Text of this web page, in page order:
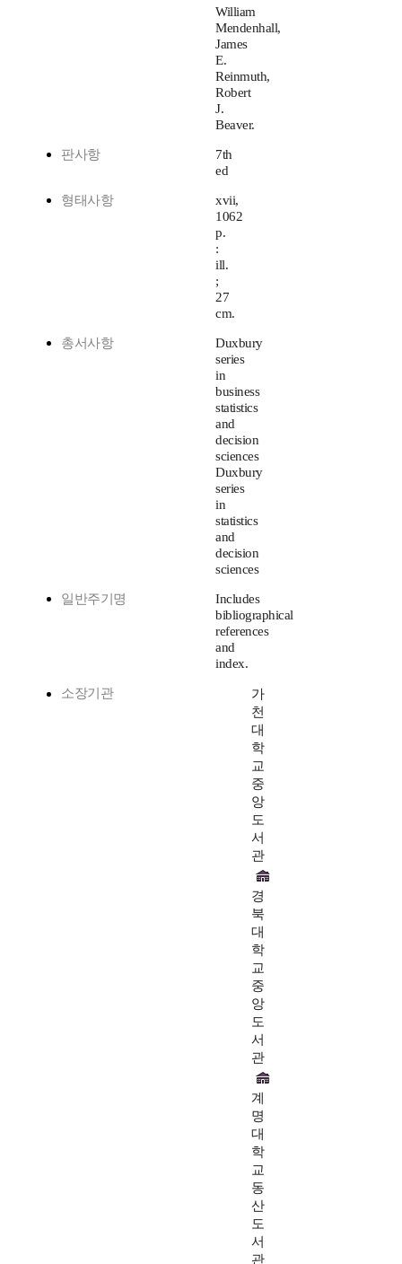
William
Mendenhall,
James
E.
Reinmuth,
Robert
J.
Beaver.
판사항
7th
ed
형태사항
xvii,
1062
p.
:
ill.
;
27
cm.
총서사항
Duxbury
series
in
business
statistics
and
decision
sciences
Duxbury
series
in
statistics
and
decision
sciences
일반주기명
Includes
bibliographical
references
and
index.
소장기관
가
천
대
학
교
중
앙
도
서
관
경
북
대
학
교
중
앙
도
서
관
계
명
대
학
교
동
산
도
서
관